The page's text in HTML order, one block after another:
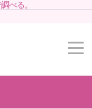
べる。